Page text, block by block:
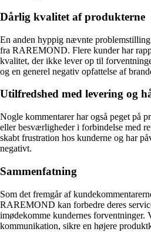
Dårlig kvalitet af produkterne
En anden hyppig nævnte
fra RAREMOND. Flere kunder har
kvalitet, der ikke lever op til
og en generel negativ opfattelse af
Utilfredshed med levering og
Nogle kommentarer har også peget på
eller besværligheder i forbindelse med
skabt frustration hos kunderne og har
negativt.
Sammenfatning
Som det fremgår af
RAREMOND kan forbedre deres
imødekomme kundernes forventninger.
kommunikation, sikre en højere